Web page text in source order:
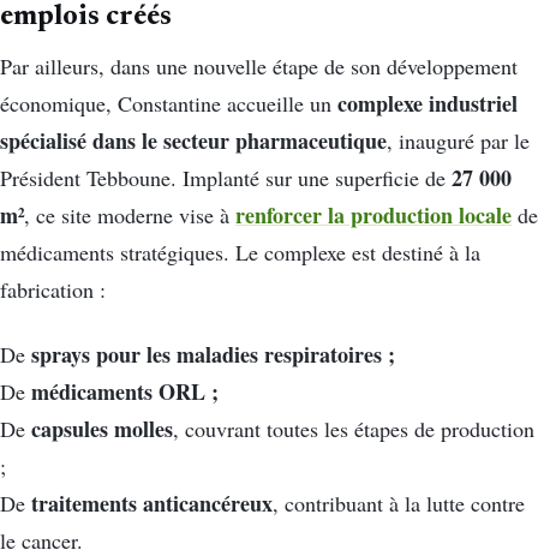
emplois créés
Par ailleurs, dans une nouvelle étape de son développement
économique, Constantine accueille un complexe industriel
spécialisé dans le secteur pharmaceutique, inauguré par le
Président Tebboune. Implanté sur une superficie de 27 000
m², ce site moderne vise à renforcer la production locale de
médicaments stratégiques. Le complexe est destiné à la
fabrication :
De sprays pour les maladies respiratoires ;
De médicaments ORL ;
De capsules molles, couvrant toutes les étapes de production
;
De traitements anticancéreux, contribuant à la lutte contre
le cancer.